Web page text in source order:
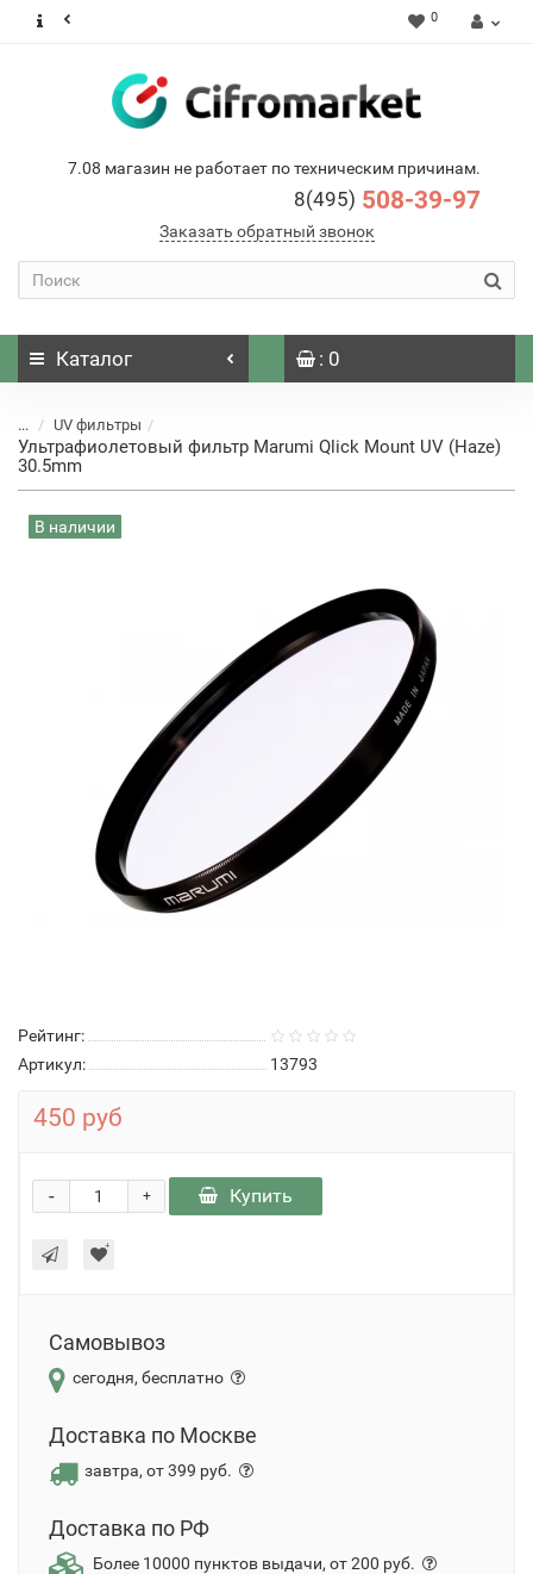
0
7.08 магазин не работает по техническим причинам.
8(495) 508-39-97
Заказать обратный звонок
Каталог : 0
... UV фильтры
Ультрафиолетовый фильтр Marumi Qlick Mount UV (Haze)
30.5mm
В наличии
Рейтинг:
Артикул:
13793
450 руб
+
- Купить
Самовывоз
сегодня, бесплатно
Доставка по Москве
завтра, от 399 руб.
Доставка по РФ
Более 10000 пунктов выдачи, от 200 руб.